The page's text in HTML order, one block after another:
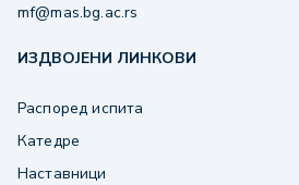
mf@mas.bg.ac.rs
ИЗДВОЈЕНИ ЛИНКОВИ
Распоред испита
Катедре
Наставници